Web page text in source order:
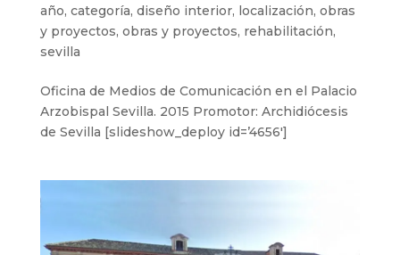
año, categoría, diseño interior, localización, obras
y proyectos, obras y proyectos, rehabilitación,
sevilla
Oficina de Medios de Comunicación en el Palacio
Arzobispal Sevilla. 2015 Promotor: Archidiócesis
de Sevilla [slideshow_deploy id=’4656′]